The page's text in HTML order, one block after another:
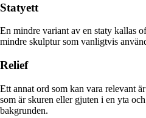
Statyett
En mindre variant av en staty kallas
mindre skulptur som vanligtvis
Relief
Ett annat ord som kan vara relevant
som är skuren eller gjuten i en yta
bakgrunden.